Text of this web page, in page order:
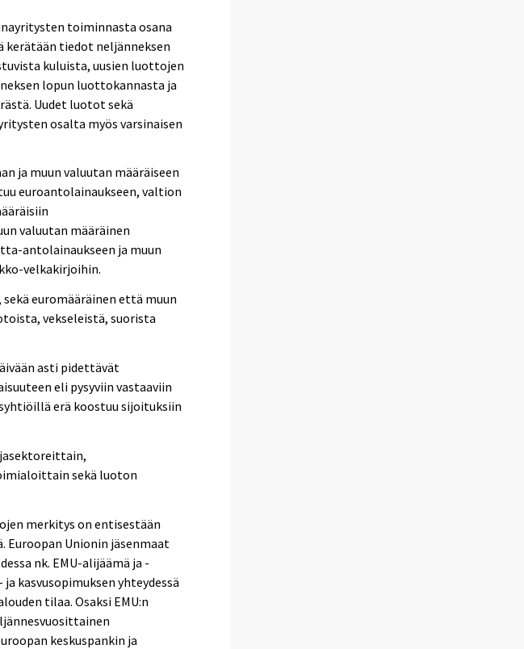
toiminnasta osana
tiedot neljänneksen
kuluista, uusien luottojen
lopun luottokannasta ja
Uudet luotot sekä
osalta myös varsinaisen
ja muun valuutan määräiseen
euroantolainaukseen, valtion
valuutan määräinen
antolainaukseen ja muun
velkakirjoihin.
euromääräinen että muun
vekseleistä, suorista
asti pidettävät
eli pysyviin vastaaviin
erä koostuu sijoituksiin
sekä luoton
merkitys on entisestään
Euroopan Unionin jäsenmaat
nk. EMU-alijäämä ja -
kasvusopimuksen yhteydessä
tilaa. Osaksi EMU:n
keskuspankin ja